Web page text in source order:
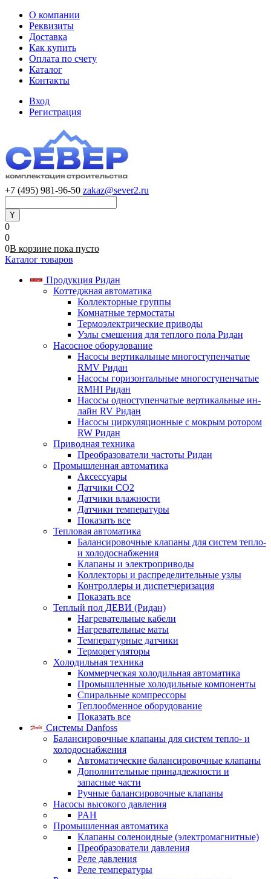
О компании
Реквизиты
Доставка
Как купить
Оплата по счету
Каталог
Контакты
Вход
Регистрация
+7 (495) 981-96-50 zakaz@sever2.ru
0
0
0В корзине пока пусто
Каталог товаров
Продукция Ридан
Коттеджная автоматика
Коллекторные группы
Комнатные термостаты
Термоэлектрические приводы
Узлы смешения для теплого пола Ридан
Насосное оборудование
Насосы вертикальные многоступенчатые
RMV Ридан
Насосы горизонтальные многоступенчатые
RMHI Ридан
Насосы одноступенчатые вертикальные ин-
лайн RV Ридан
Насосы циркуляционные с мокрым ротором
RW Ридан
Приводная техника
Преобразователи частоты Ридан
Промышленная автоматика
Аксессуары
Датчики CO2
Датчики влажности
Датчики температуры
Показать все
Тепловая автоматика
Балансировочные клапаны для систем тепло-
и холодоснабжения
Клапаны и электроприводы
Коллекторы и распределительные узлы
Контроллеры и диспетчеризация
Показать все
Теплый пол ДЕВИ (Ридан)
Нагревательные кабели
Нагревательные маты
Температурные датчики
Терморегуляторы
Холодильная техника
Коммерческая холодильная автоматика
Промышленные холодильные компоненты
Спиральные компрессоры
Теплообменное оборудование
Показать все
Системы Danfoss
Балансировочные клапаны для систем тепло- и
холодоснабжения
Автоматические балансировочные клапаны
Дополнительные принадлежности и
запасные части
Ручные балансировочные клапаны
Насосы высокого давления
PAH
Промышленная автоматика
Клапаны соленоидные (электромагнитные)
Преобразователи давления
Реле давления
Реле температуры